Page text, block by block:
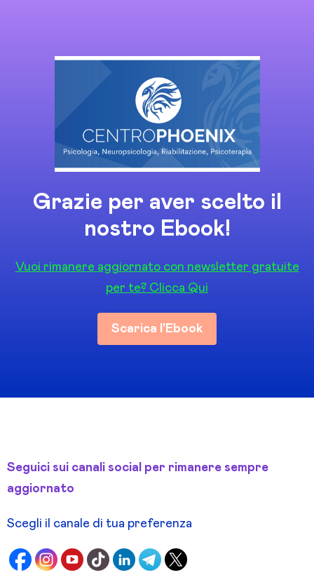
Grazie per aver scelto il
nostro Ebook!
Vuoi rimanere aggiornato con newsletter gratuite
per te? Clicca Qui
Scarica l'Ebook
Seguici sui canali social per rimanere sempre
aggiornato
Scegli il canale di tua preferenza